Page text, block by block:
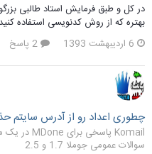
در کل و طبق فرمایش استاد طالبی
بهتره که از روش کدنویسی استفاده کنید
6 اردیبهشت 1393
چطوری اعداد رو از آدرس سایتم
Komail پاسخی برای MDone در یک موضوع ارسال کرد در
سوالات عمومی جوملا 1.7 و 2.5